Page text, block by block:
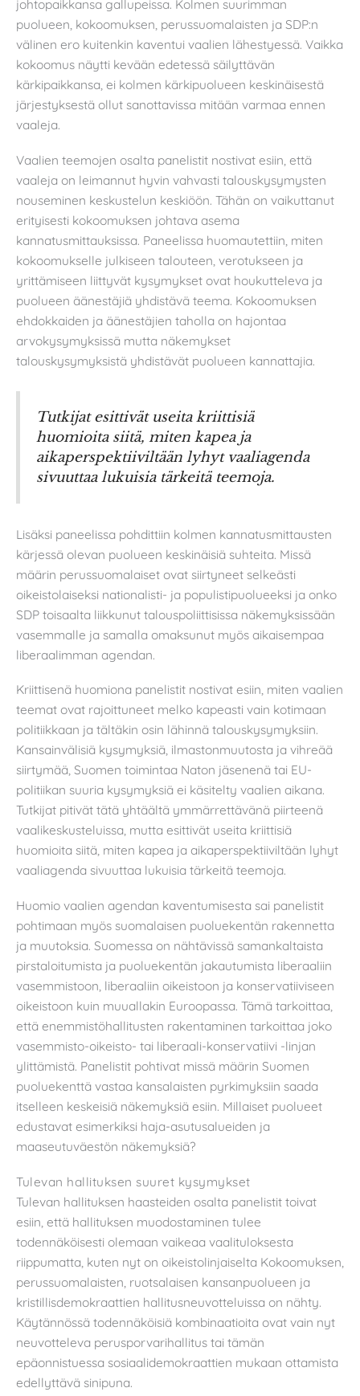
johtopaikkansa gallupeissa. Kolmen suurimman
puolueen, kokoomuksen, perussuomalaisten ja SDP:n
välinen ero kuitenkin kaventui vaalien lähestyessä. Vaikka
kokoomus näytti kevään edetessä säilyttävän
kärkipaikkansa, ei kolmen kärkipuolueen keskinäisestä
järjestyksestä ollut sanottavissa mitään varmaa ennen
vaaleja.
Vaalien teemojen osalta panelistit nostivat esiin, että
vaaleja on leimannut hyvin vahvasti talouskysymysten
nouseminen keskustelun keskiöön. Tähän on vaikuttanut
erityisesti kokoomuksen johtava asema
kannatusmittauksissa. Paneelissa huomautettiin, miten
kokoomukselle julkiseen talouteen, verotukseen ja
yrittämiseen liittyvät kysymykset ovat houkutteleva ja
puolueen äänestäjiä yhdistävä teema. Kokoomuksen
ehdokkaiden ja äänestäjien taholla on hajontaa
arvokysymyksissä mutta näkemykset
talouskysymyksistä yhdistävät puolueen kannattajia.
Tutkijat esittivät useita kriittisiä
huomioita siitä, miten kapea ja
aikaperspektiiviltään lyhyt vaaliagenda
sivuuttaa lukuisia tärkeitä teemoja.
Lisäksi paneelissa pohdittiin kolmen kannatusmittausten
kärjessä olevan puolueen keskinäisiä suhteita. Missä
määrin perussuomalaiset ovat siirtyneet selkeästi
oikeistolaiseksi nationalisti- ja populistipuolueeksi ja onko
SDP toisaalta liikkunut talouspoliittisissa näkemyksissään
vasemmalle ja samalla omaksunut myös aikaisempaa
liberaalimman agendan.
Kriittisenä huomiona panelistit nostivat esiin, miten vaalien
teemat ovat rajoittuneet melko kapeasti vain kotimaan
politiikkaan ja tältäkin osin lähinnä talouskysymyksiin.
Kansainvälisiä kysymyksiä, ilmastonmuutosta ja vihreää
siirtymää, Suomen toimintaa Naton jäsenenä tai EU-
politiikan suuria kysymyksiä ei käsitelty vaalien aikana.
Tutkijat pitivät tätä yhtäältä ymmärrettävänä piirteenä
vaalikeskusteluissa, mutta esittivät useita kriittisiä
huomioita siitä, miten kapea ja aikaperspektiiviltään lyhyt
vaaliagenda sivuuttaa lukuisia tärkeitä teemoja.
Huomio vaalien agendan kaventumisesta sai panelistit
pohtimaan myös suomalaisen puoluekentän rakennetta
ja muutoksia. Suomessa on nähtävissä samankaltaista
pirstaloitumista ja puoluekentän jakautumista liberaaliin
vasemmistoon, liberaaliin oikeistoon ja konservatiiviseen
oikeistoon kuin muuallakin Euroopassa. Tämä tarkoittaa,
että enemmistöhallitusten rakentaminen tarkoittaa joko
vasemmisto-oikeisto- tai liberaali-konservatiivi -linjan
ylittämistä. Panelistit pohtivat missä määrin Suomen
puoluekenttä vastaa kansalaisten pyrkimyksiin saada
itselleen keskeisiä näkemyksiä esiin. Millaiset puolueet
edustavat esimerkiksi haja-asutusalueiden ja
maaseutuväestön näkemyksiä?
Tulevan hallituksen suuret kysymykset
Tulevan hallituksen haasteiden osalta panelistit toivat
esiin, että hallituksen muodostaminen tulee
todennäköisesti olemaan vaikeaa vaalituloksesta
riippumatta, kuten nyt on oikeistolinjaiselta Kokoomuksen,
perussuomalaisten, ruotsalaisen kansanpuolueen ja
kristillisdemokraattien hallitusneuvotteluissa on nähty.
Käytännössä todennäköisiä kombinaatioita ovat vain nyt
neuvotteleva perusporvarihallitus tai tämän
epäonnistuessa sosiaalidemokraattien mukaan ottamista
edellyttävä sinipuna.